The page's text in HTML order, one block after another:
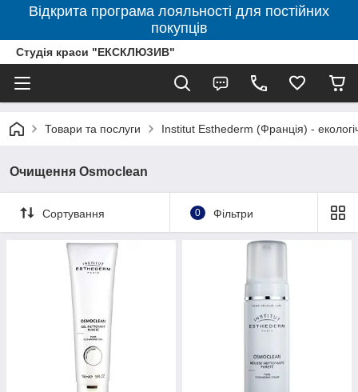
Відкрита програма лояльності для постійних
покупців
Студія краси "ЕКСКЛЮЗИВ"
Товари та послуги Institut Esthederm (Франція) -
Очищення Osmoclean
Сортування 0 Фільтри